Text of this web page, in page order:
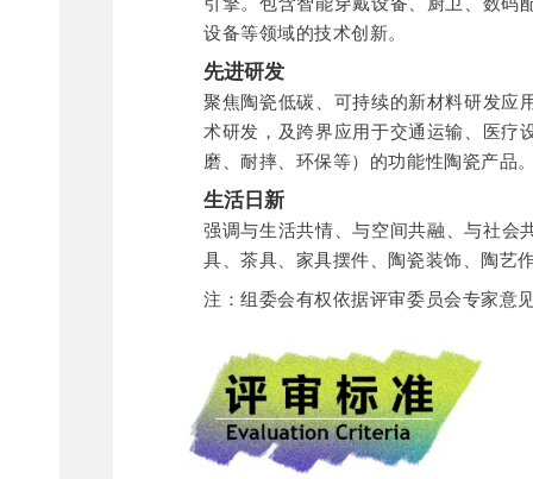
设备等领域的技术创新。
先进研发
聚焦陶瓷低碳、可持续的新材料研发应
术研发，及跨界应用于交通运输、医疗
磨、耐摔、环保等）的功能性陶瓷产品
生活日新
强调与生活共情、与空间共融、与社会
具、茶具、家具摆件、陶瓷装饰、陶艺
注：组委会有权依据评审委员会专家意